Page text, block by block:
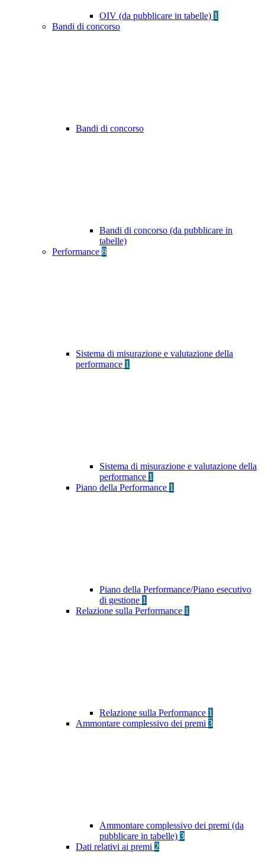
OIV (da pubblicare in tabelle) 1
Bandi di concorso
Bandi di concorso
Bandi di concorso (da pubblicare in
tabelle)
Performance 8
Sistema di misurazione e valutazione della
performance 1
Sistema di misurazione e valutazione della
performance 1
Piano della Performance 1
Piano della Performance/Piano esecutivo
di gestione 1
Relazione sulla Performance 1
Relazione sulla Performance 1
Ammontare complessivo dei premi 3
Ammontare complessivo dei premi (da
pubblicare in tabelle) 3
Dati relativi ai premi 2